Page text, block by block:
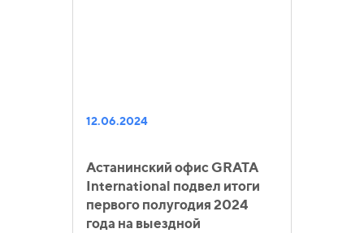
12.06.2024
Астанинский офис GRATA
International подвел итоги
первого полугодия 2024
года на выездной